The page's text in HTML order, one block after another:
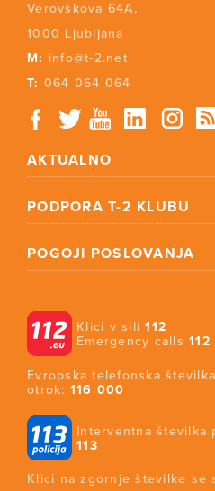
Verovškova 64A,
1000 Ljubljana
M: info@t-2.net
T: 064 064 064
AKTUALNO
PODPORA T-2 KLUBU
POGOJI POSLOVANJA
Klici v sili112
Emergency calls112
Evropska telefonska
otrok: 116 000
Interventna številka
113
Klici na zgornje številke se